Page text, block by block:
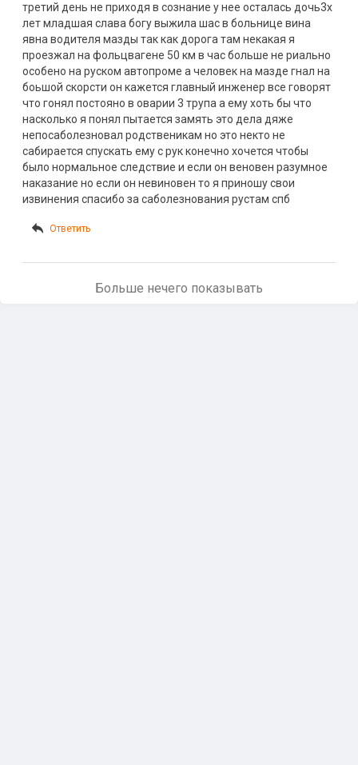
третий день не приходя в сознание у нее осталась дочь3х
лет младшая слава богу выжила шас в больнице вина
явна водителя мазды так как дорога там некакая я
проезжал на фольцвагене 50 км в час больше не риально
особено на руском автопроме а человек на мазде гнал на
боьшой скорсти он кажется главный инженер все говорят
что гонял постояно в оварии 3 трупа а ему хоть бы что
насколько я понял пытается замять это дела дяже
непосаболезновал родственикам но это некто не
сабирается спускать ему с рук конечно хочется чтобы
было нормальное следствие и если он веновен разумное
наказание но если он невиновен то я приношу свои
извинения спасибо за саболезнования рустам спб
Ответить
Больше нечего показывать